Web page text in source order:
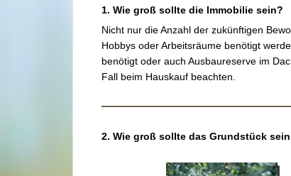
1. Wie groß sollte die Immobilie sein?
Nicht nur die Anzahl der zukünftigen
Hobbys oder Arbeitsräume benötigt
benötigt oder auch Ausbaureserve im
Fall beim Hauskauf beachten.
2. Wie groß sollte das Grundstück